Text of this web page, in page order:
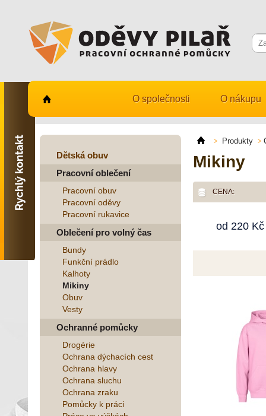
O společnosti O nákupu
Dětská obuv
Pracovní oblečení
Pracovní obuv
Pracovní oděvy
Pracovní rukavice
Oblečení pro volný čas
Bundy
Funkční prádlo
Kalhoty
Mikiny
Obuv
Vesty
Ochranné pomůcky
Drogérie
Ochrana dýchacích cest
Ochrana hlavy
Ochrana sluchu
Ochrana zraku
Pomůcky k práci
Produkty
Mikiny
CENA:
od 220 Kč
Kontaktujte nás
731 482 530
info@odevy-pilar.cz
Provozovna:
Hradec Králové
Provozovna:
Hradec Králové